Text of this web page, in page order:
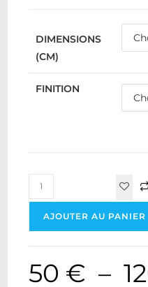
DIMENSIONS
(CM)
FINITION
AJOUTER AU PANIER
50 € –